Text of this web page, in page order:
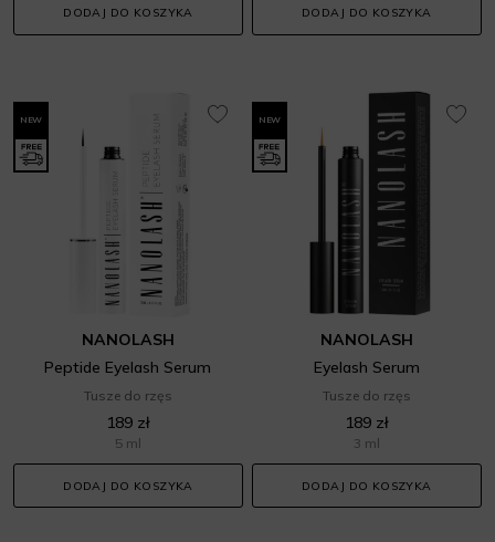
DODAJ DO KOSZYKA DODAJ DO KOSZYKA
NEW
NANOLASH
Peptide Eyelash Serum
Tusze do rzęs
189 zł
5 ml
DODAJ DO KOSZYKA
NEW
NANOLASH
Eyelash Serum
Tusze do rzęs
189 zł
3 ml
DODAJ DO KOSZYKA